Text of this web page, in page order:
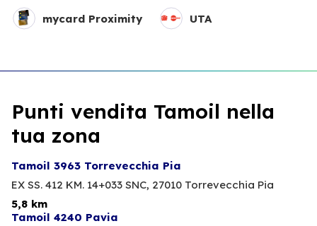
mycard Proximity UTA
Punti vendita Tamoil nella
tua zona
Tamoil 3963 Torrevecchia Pia
EX SS. 412 KM. 14+033 SNC, 27010 Torrevecchia Pia
5,8 km
Tamoil 4240 Pavia